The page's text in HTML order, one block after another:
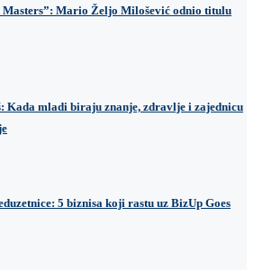
Masters”: Mario Željo Milošević odnio titulu
Kada mladi biraju znanje, zdravlje i zajednicu
5 biznisa koji rastu uz BizUp Goes